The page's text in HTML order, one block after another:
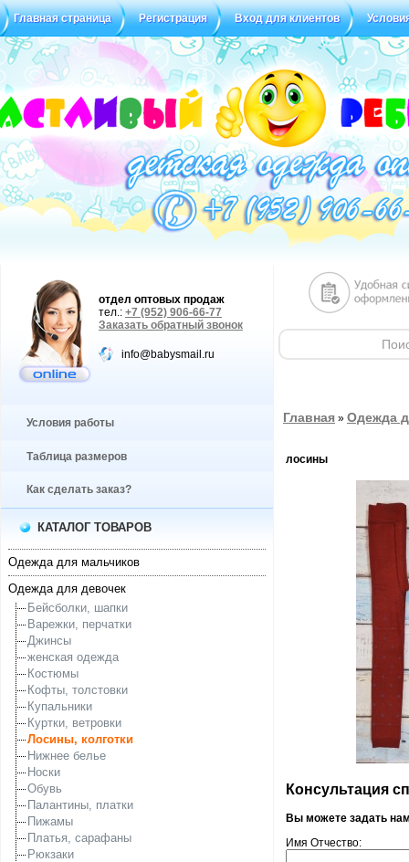
Главная страница Регистрация Вход для клиентов
Статус заказа Отзывы
отдел оптовых продаж
тел.: +7 (952) 906-66-77
Заказать обратный звонок
info@babysmail.ru
Условия работы
Таблица размеров
Как сделать заказ?
КАТАЛОГ ТОВАРОВ
Одежда для мальчиков
Одежда для девочек
Бейсболки, шапки
Варежки, перчатки
Джинсы
женская одежда
Костюмы
Кофты, толстовки
Купальники
Куртки, ветровки
Лосины, колготки
Нижнее белье
Носки
Обувь
Палантины, платки
Пижамы
Платья, сарафаны
Рюкзаки
Главная » Одежда
лосины
Консультация
Вы можете задать
Имя Отчество: